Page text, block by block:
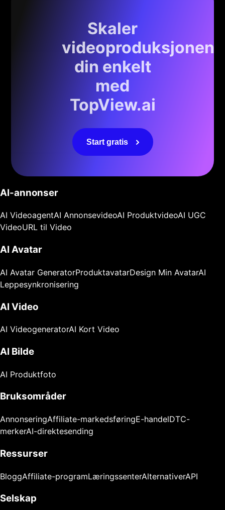
Skaler
videoproduksjonen
din enkelt
med
TopView.ai
Start gratis
AI-annonser
AI VideoagentAI AnnonsevideoAI ProduktvideoAI UGC
VideoURL til Video
AI Avatar
AI Avatar GeneratorProduktavatarDesign Min AvatarAI
Leppesynkronisering
AI Video
AI VideogeneratorAI Kort Video
AI Bilde
AI Produktfoto
Bruksområder
AnnonseringAffiliate-markedsføringE-handelDTC-
merkerAI-direktesending
Ressurser
BloggAffiliate-programLæringssenterAlternativerAPI
Selskap